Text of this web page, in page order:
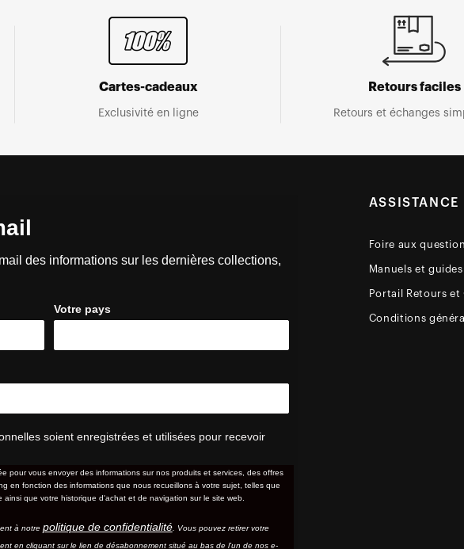
Cartes-cadeaux
Exclusivité en ligne
Retours faciles
Retours et échanges
des informations sur les dernières collections,
Votre pays
soient enregistrées et utilisées pour recevoir
pour vous envoyer des informations sur nos produits et services, des offres
en fonction des informations que nous recueillons à votre sujet, telles que
que votre historique d'achat et de navigation sur le site web.
à notre politique de confidentialité. Vous pouvez retirer votre
en cliquant sur le lien de désabonnement situé au bas de l'un de nos e-
ASSISTANCE
Foire aux
Manuels et
Portail Retours et
Conditions